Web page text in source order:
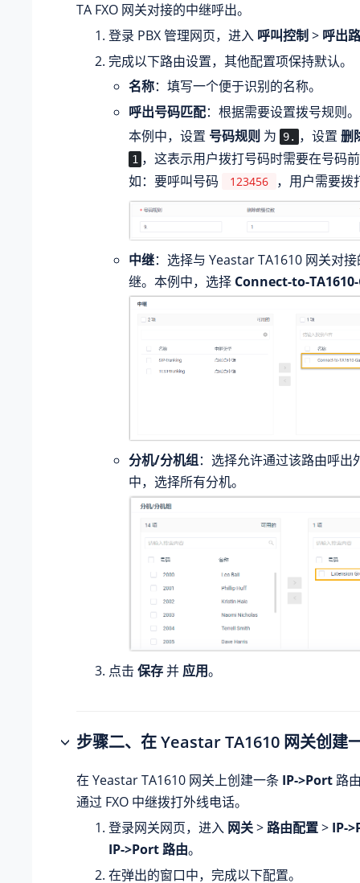
TA FXO 网关对接的中继呼出。
登录 PBX 管理网页，进入 呼叫控制 > 呼出
完成以下路由设置，其他配置项保持默认。
名称：填写一个便于识别的名称。
呼出号码匹配：根据需要设置拨号规则。
本例中，设置 号码规则 为 9. ，设置删
1 ，这表示用户拨打号码时需要在号码
如：要呼叫号码
123456 ，用户需要拨
中继：选择与 YeastarTA1610 网关对
继。本例中，选择 Connect-to-
分机/分机组：选择允许通过该路由呼出
中，选择所有分机。
点击 保存并应用。
步骤二、在 YeastarTA1610 网关创建
在 YeastarTA1610 网关上创建一条 IP->Port路
通过 FXO 中继拨打外线电话。
登录网关网页，进入 网关>路由配置> IP-
IP->Port 路由。
在弹出的窗口中，完成以下配置。